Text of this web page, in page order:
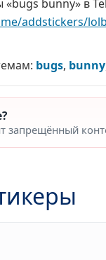
«bugs bunny» в
addstickers/
bugs, bunny
запрещённый